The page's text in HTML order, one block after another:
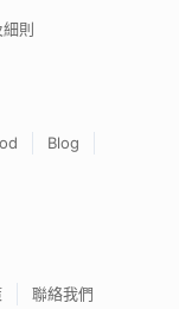
則
Blog
聯絡我們